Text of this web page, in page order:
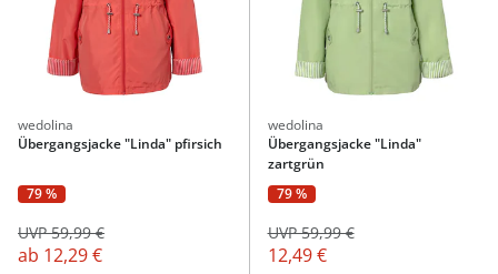
wedolina
Übergangsjacke "Linda" pfirsich
79 %
ab 12,29 €
UVP 59,99 €
wedolina
Übergangsjacke "Linda"
zartgrün
79 %
12,49 €
UVP 59,99 €